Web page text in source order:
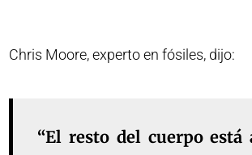
Chris Moore, experto en fósiles, dijo:
“El resto del cuerpo está